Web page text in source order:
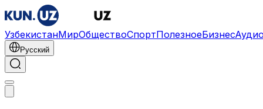
УзбекистанМирОбществоСпортПолезноеБизнес
Русский